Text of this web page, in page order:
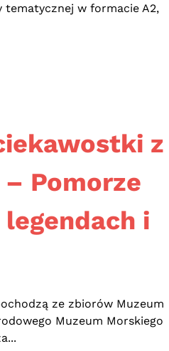
w formacie A2,
z
– Pomorze
i
ze zbiorów Muzeum
Muzeum Morskiego